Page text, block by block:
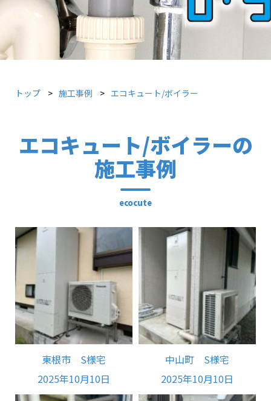
トップ 施工事例 エコキュート/ボイラー
エコキュート/ボイラーの
施工事例
ecocute
東根市 S様宅
2025年10月10日
中山町 S様宅
2025年10月10日